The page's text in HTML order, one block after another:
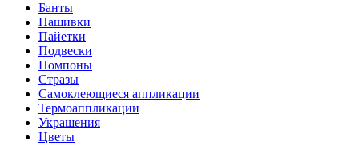
Банты
Нашивки
Пайетки
Подвески
Помпоны
Стразы
Самоклеющиеся аппликации
Термоаппликации
Украшения
Цветы